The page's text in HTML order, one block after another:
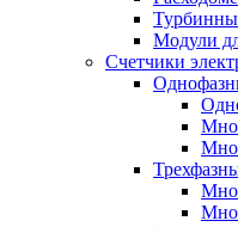
Модули
Счетчики